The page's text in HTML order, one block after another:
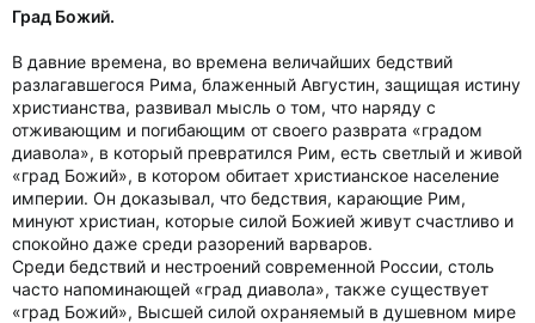
Град Божий.
В давние времена, во времена величайших бедствий
разлагавшегося Рима, блаженный Августин, защищая истину
христианства, развивал мысль о том, что наряду с
отживающим и погибающим от своего разврата «градом
диавола», в который превратился Рим, есть светлый и живой
«град Божий», в котором обитает христианское население
империи. Он доказывал, что бедствия, карающие Рим,
минуют христиан, которые силой Божией живут счастливо и
спокойно даже среди разорений варваров.
Среди бедствий и нестроений современной России, столь
часто напоминающей «град диавола», также существует
«град Божий», Высшей силой охраняемый в душевном мире